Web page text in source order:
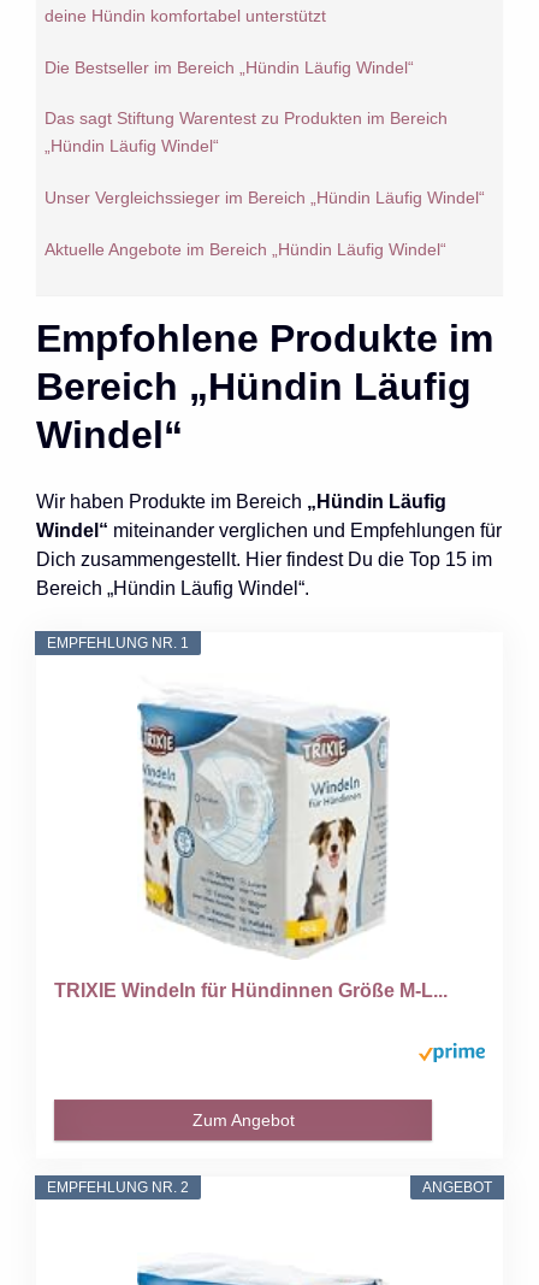
deine Hündin komfortabel unterstützt
Die Bestseller im Bereich „Hündin Läufig Windel“
Das sagt Stiftung Warentest zu Produkten im Bereich
„Hündin Läufig Windel“
Unser Vergleichssieger im Bereich „Hündin Läufig Windel“
Aktuelle Angebote im Bereich „Hündin Läufig Windel“
Empfohlene Produkte im
Bereich „Hündin Läufig
Windel“
Wir haben Produkte im Bereich „Hündin Läufig
Windel“ miteinander verglichen und Empfehlungen für
Dich zusammengestellt. Hier findest Du die Top 15 im
Bereich „Hündin Läufig Windel“.
EMPFEHLUNG NR. 1
TRIXIE Windeln für Hündinnen Größe M-L...
Zum Angebot
ANGEBOT
EMPFEHLUNG NR. 2